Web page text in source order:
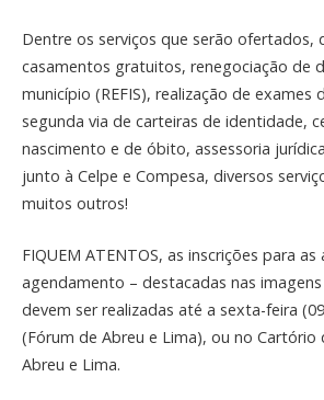
Dentre os serviços que serão ofertados,
casamentos gratuitos, renegociação de
município (REFIS), realização de exames
segunda via de carteiras de identidade,
nascimento e de óbito, assessoria
junto à Celpe e Compesa, diversos
muitos outros!
FIQUEM ATENTOS, as inscrições para
agendamento – destacadas nas
devem ser realizadas até a sexta-feira
(Fórum de Abreu e Lima), ou no Cartório
Abreu e Lima.